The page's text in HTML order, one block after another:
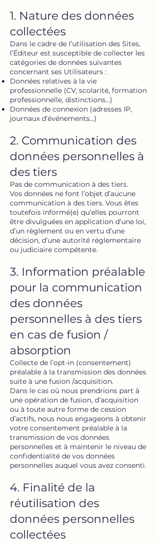
1. Nature des données
collectées
Dans le cadre de l’utilisation des Sites,
l’Éditeur est susceptible de collecter les
catégories de données suivantes
concernant ses Utilisateurs :
Données relatives à la vie
professionnelle (CV, scolarité, formation
professionnelle, distinctions…)
Données de connexion (adresses IP,
journaux d’événements…)
2. Communication des
données personnelles à
des tiers
Pas de communication à des tiers.
Vos données ne font l’objet d’aucune
communication à des tiers. Vous êtes
toutefois informé(e) qu’elles pourront
être divulguées en application d’une loi,
d’un règlement ou en vertu d’une
décision, d’une autorité réglementaire
ou judiciaire compétente.
3. Information préalable
pour la communication
des données
personnelles à des tiers
en cas de fusion /
absorption
Collecte de l’opt-in (consentement)
préalable à la transmission des données
suite à une fusion /acquisition.
Dans le cas où nous prendrions part à
une opération de fusion, d’acquisition
ou à toute autre forme de cession
d’actifs, nous nous engageons à obtenir
votre consentement préalable à la
transmission de vos données
personnelles et à maintenir le niveau de
confidentialité de vos données
personnelles auquel vous avez consenti.
4. Finalité de la
réutilisation des
données personnelles
collectées